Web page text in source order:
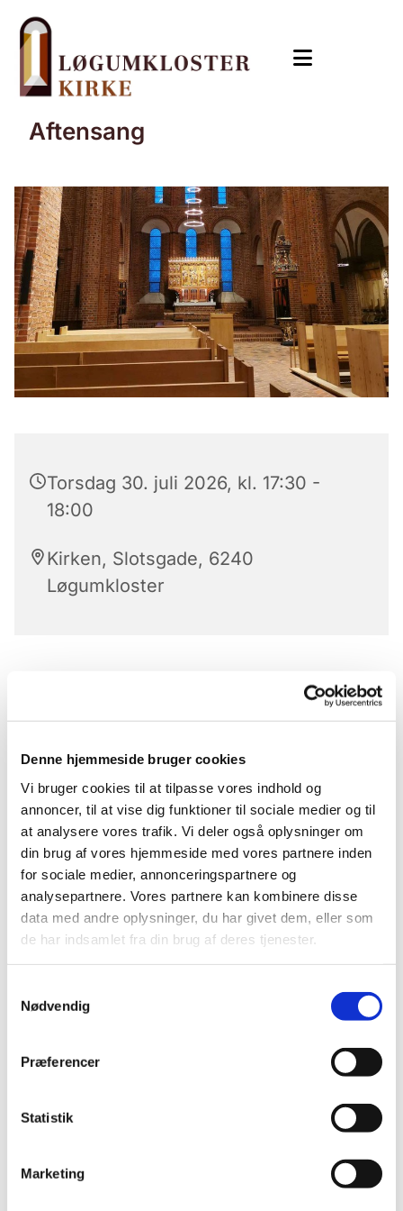
Denne hjemmeside bruger cookies
Vi bruger cookies til at tilpasse vores indhold og
annoncer, til at vise dig funktioner til sociale medier og til
at analysere vores trafik. Vi deler også oplysninger om
din brug af vores hjemmeside med vores partnere inden
for sociale medier, annonceringspartnere og
analysepartnere. Vores partnere kan kombinere disse
data med andre oplysninger, du har givet dem, eller som
de har indsamlet fra din brug af deres tjenester.
Nødvendig
Præferencer
Statistik
Marketing
Aftensang
Torsdag 30. juli 2026, kl. 17:30 -
18:00
Kirken, Slotsgade, 6240
Løgumkloster
Klokkeringning
præludium
Salme
læsning
Bøn
Salme
Apostolsk velsignelse
Postludium